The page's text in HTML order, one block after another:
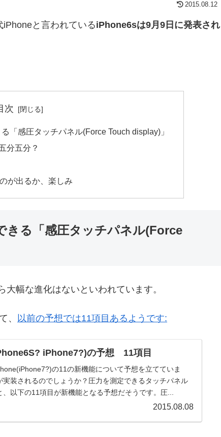
2015.08.12
iPhoneと言われているiPhone6sは9月9日に発表され
次
「感圧タッチパネル(Force Touch display)」
分五分？
が出るか、楽しみ
きる「感圧タッチパネル(Force
幅な進化はないといわれています。
、 以前の予想では11項目あるようです:
iPhone7?)の予想 11項目
の11の新機能について予想を立てていま
実装されるのでしょうか？圧力を測定できるタッチパネル
以下の11項目が新機能となる予想だそうです。圧...
2015.08.08